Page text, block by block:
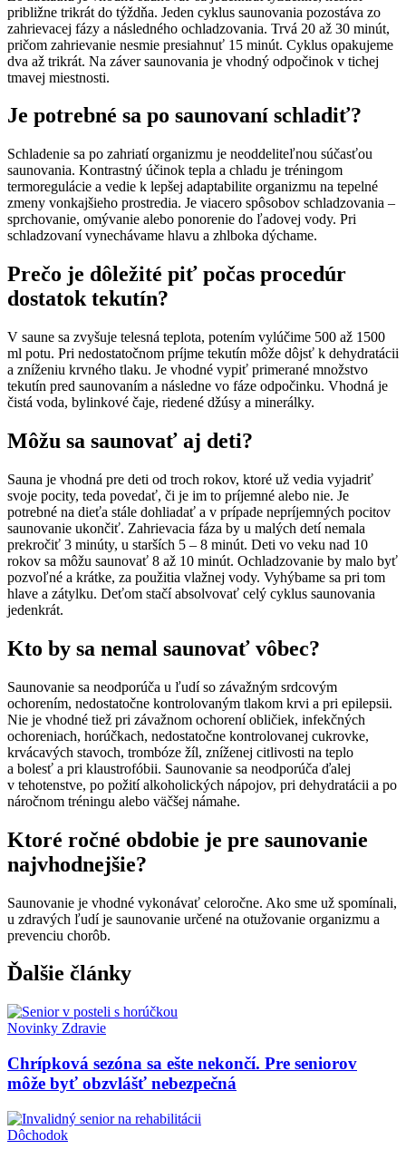
približne trikrát do týždňa. Jeden cyklus saunovania pozostáva zo
zahrievacej fázy a následného ochladzovania. Trvá 20 až 30 minút,
pričom zahrievanie nesmie presiahnuť 15 minút. Cyklus opakujeme
dva až trikrát. Na záver saunovania je vhodný odpočinok v tichej
tmavej miestnosti.
Je potrebné sa po saunovaní schladiť?
Schladenie sa po zahriatí organizmu je neoddeliteľnou súčasťou
saunovania. Kontrastný účinok tepla a chladu je tréningom
termoregulácie a vedie k lepšej adaptabilite organizmu na tepelné
zmeny vonkajšieho prostredia. Je viacero spôsobov schladzovania –
sprchovanie, omývanie alebo ponorenie do ľadovej vody. Pri
schladzovaní vynechávame hlavu a zhlboka dýchame.
Prečo je dôležité piť počas procedúr
dostatok tekutín?
V saune sa zvyšuje telesná teplota, potením vylúčime 500 až 1500
ml potu. Pri nedostatočnom príjme tekutín môže dôjsť k dehydratácii
a zníženiu krvného tlaku. Je vhodné vypiť primerané množstvo
tekutín pred saunovaním a následne vo fáze odpočinku. Vhodná je
čistá voda, bylinkové čaje, riedené džúsy a minerálky.
Môžu sa saunovať aj deti?
Sauna je vhodná pre deti od troch rokov, ktoré už vedia vyjadriť
svoje pocity, teda povedať, či je im to príjemné alebo nie. Je
potrebné na dieťa stále dohliadať a v prípade nepríjemných pocitov
saunovanie ukončiť. Zahrievacia fáza by u malých detí nemala
prekročiť 3 minúty, u starších 5 – 8 minút. Deti vo veku nad 10
rokov sa môžu saunovať 8 až 10 minút. Ochladzovanie by malo byť
pozvoľné a krátke, za použitia vlažnej vody. Vyhýbame sa pri tom
hlave a zátylku. Deťom stačí absolvovať celý cyklus saunovania
jedenkrát.
Kto by sa nemal saunovať vôbec?
Saunovanie sa neodporúča u ľudí so závažným srdcovým
ochorením, nedostatočne kontrolovaným tlakom krvi a pri epilepsii.
Nie je vhodné tiež pri závažnom ochorení obličiek, infekčných
ochoreniach, horúčkach, nedostatočne kontrolovanej cukrovke,
krvácavých stavoch, trombóze žíl, zníženej citlivosti na teplo
a bolesť a pri klaustrofóbii. Saunovanie sa neodporúča ďalej
v tehotenstve, po požití alkoholických nápojov, pri dehydratácii a po
náročnom tréningu alebo väčšej námahe.
Ktoré ročné obdobie je pre saunovanie
najvhodnejšie?
Saunovanie je vhodné vykonávať celoročne. Ako sme už spomínali,
u zdravých ľudí je saunovanie určené na otužovanie organizmu a
prevenciu chorôb.
Ďalšie články
Novinky Zdravie
Chrípková sezóna sa ešte nekončí. Pre seniorov
môže byť obzvlášť nebezpečná
Dôchodok